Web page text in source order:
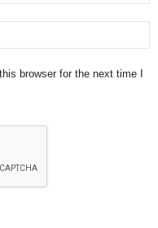
browser for the next time I